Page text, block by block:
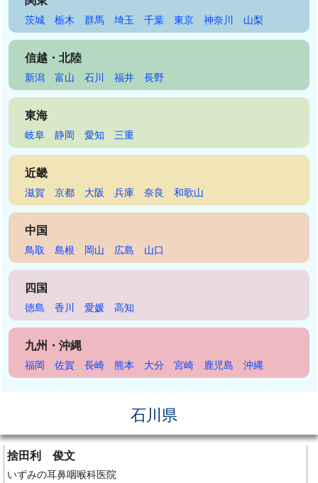
茨城 栃木 群馬 埼玉 千葉 東京 神奈川 山梨
信越・北陸
新潟 富山 石川 福井 長野
東海
岐阜 静岡 愛知 三重
近畿
滋賀 京都 大阪 兵庫 奈良 和歌山
中国
鳥取 島根 岡山 広島 山口
四国
徳島 香川 愛媛 高知
九州・沖縄
福岡 佐賀 長崎 熊本 大分 宮崎 鹿児島 沖縄
石川県
捨田利 俊文
いずみの耳鼻咽喉科医院